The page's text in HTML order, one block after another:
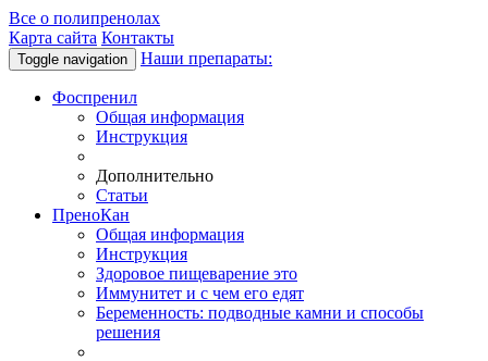
Все о полипренолах
Карта сайта Контакты
Toggle navigation Наши препараты:
Фоспренил
Общая информация
Инструкция
Дополнительно
Статьи
ПреноКан
Общая информация
Инструкция
Здоровое пищеварение это
Иммунитет и с чем его едят
Беременность: подводные камни и способы
решения